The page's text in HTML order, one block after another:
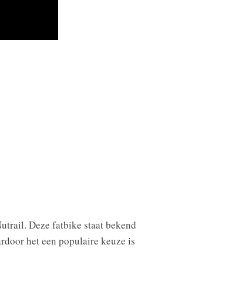
Deze fatbike staat bekend
het een populaire keuze is